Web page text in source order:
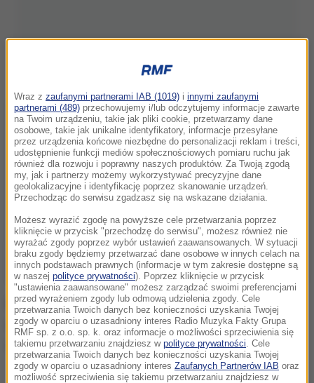
Prokuratura wszczęła śledztwo ws. spowodowania
śmierci dziecka. Ze względu na delikatny charakter
sprawy śledczy nie ujawniają żadnych szczegółów.
Wraz z zaufanymi partnerami IAB (1019) i innymi zaufanymi
partnerami (489) przechowujemy i/lub odczytujemy informacje zawarte
na Twoim urządzeniu, takie jak pliki cookie, przetwarzamy dane
osobowe, takie jak unikalne identyfikatory, informacje przesyłane
przez urządzenia końcowe niezbędne do personalizacji reklam i treści,
udostępnienie funkcji mediów społecznościowych pomiaru ruchu jak
również dla rozwoju i poprawny naszych produktów. Za Twoją zgodą
my, jak i partnerzy możemy wykorzystywać precyzyjne dane
geolokalizacyjne i identyfikację poprzez skanowanie urządzeń.
Przechodząc do serwisu zgadzasz się na wskazane działania.
Możesz wyrazić zgodę na powyższe cele przetwarzania poprzez
kliknięcie w przycisk "przechodzę do serwisu", możesz również nie
wyrażać zgody poprzez wybór ustawień zaawansowanych. W sytuacji
braku zgody będziemy przetwarzać dane osobowe w innych celach na
innych podstawach prawnych (informacje w tym zakresie dostępne są
w naszej polityce prywatności). Poprzez kliknięcie w przycisk
"ustawienia zaawansowane" możesz zarządzać swoimi preferencjami
przed wyrażeniem zgody lub odmową udzielenia zgody. Cele
przetwarzania Twoich danych bez konieczności uzyskania Twojej
zgody w oparciu o uzasadniony interes Radio Muzyka Fakty Grupa
RMF sp. z o.o. sp. k. oraz informacje o możliwości sprzeciwienia się
takiemu przetwarzaniu znajdziesz w polityce prywatności. Cele
przetwarzania Twoich danych bez konieczności uzyskania Twojej
zgody w oparciu o uzasadniony interes Zaufanych Partnerów IAB oraz
możliwość sprzeciwienia się takiemu przetwarzaniu znajdziesz w